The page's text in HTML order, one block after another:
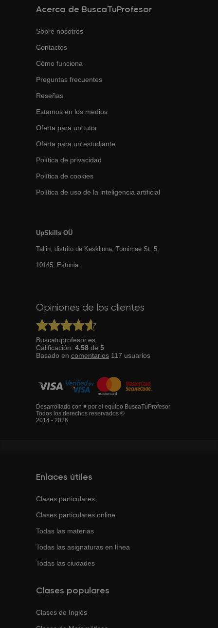
Acerca de BuscaTuProfesor
Sobre nosotros
Contactos
Cómo funciona
Preguntas frecuentes
Reseñas
Estamos en los medios
Oferta para un tutor
Oferta para un estudiante
Política de privacidad
Política de cookies
Política de uso de la inteligencia artificial
UpSkills OÜ
Tallin, distrito de Kesklinna, Tornimаe St. 5,
10145, Estonia
Opiniones de los clientes
Buscatuprofesor.es
Calificación: 4.58 de 5
Basado en comentarios 117 usuarios
Desarrollado con ♥ por el equipo BuscaTuProfesor
Todos los derechos reservados ©
2014 - 2026
Enlaces útiles
Clases particulares
Clases particulares online
Todas las materias
Todas las asignaturas en línea
Todas las ciudades
Clases populares
Clases de Inglés